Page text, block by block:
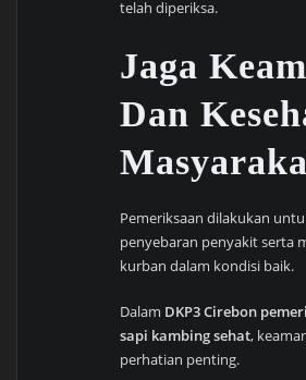
telah diperiksa.
Jaga
Dan
Pemeriksaan dilakukan
penyebaran penyakit serta
kurban dalam kondisi baik.
Dalam DKP3 Cirebon
sapi kambing sehat,
perhatian penting.